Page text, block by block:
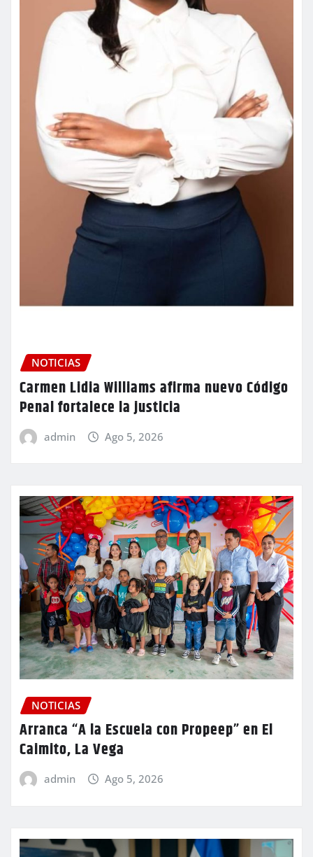
NOTICIAS
Carmen Lidia Williams afirma nuevo Código
Penal fortalece la justicia
admin Ago 5, 2026
NOTICIAS
Arranca “A la Escuela con Propeep” en El
Caimito, La Vega
admin Ago 5, 2026